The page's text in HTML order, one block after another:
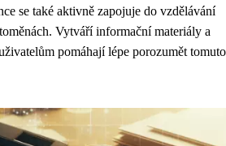
se také aktivně zapojuje do vzdělávání
Vytváří informační materiály a
pomáhají lépe porozumět tomuto